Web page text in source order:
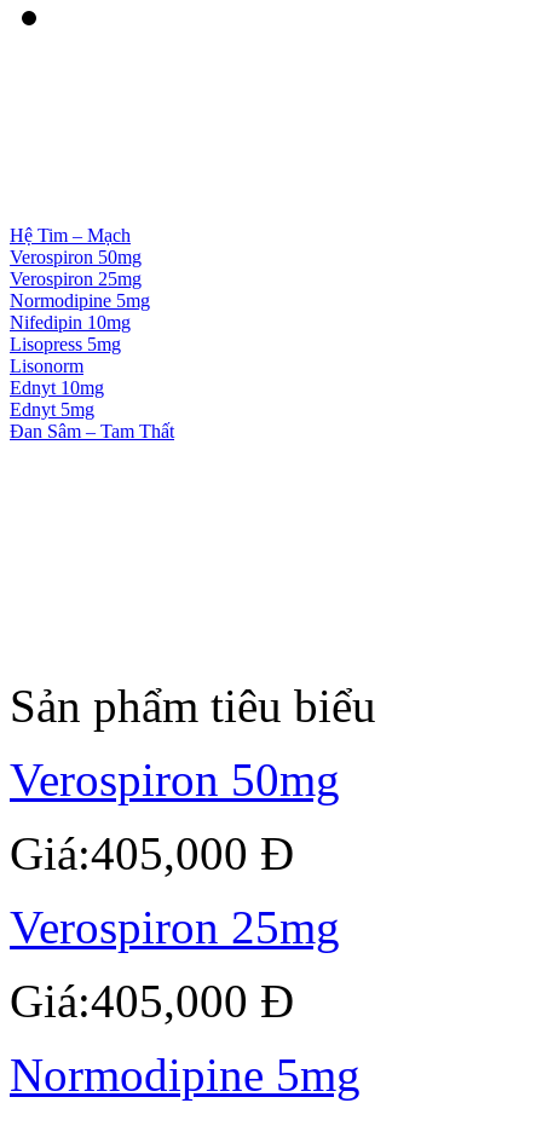
Hệ Tim – Mạch
Verospiron 50mg
Verospiron 25mg
Normodipine 5mg
Nifedipin 10mg
Lisopress 5mg
Lisonorm
Ednyt 10mg
Ednyt 5mg
Đan Sâm – Tam Thất
Sản phẩm tiêu biểu
Verospiron 50mg
Giá:405,000 Đ
Verospiron 25mg
Giá:405,000 Đ
Normodipine 5mg